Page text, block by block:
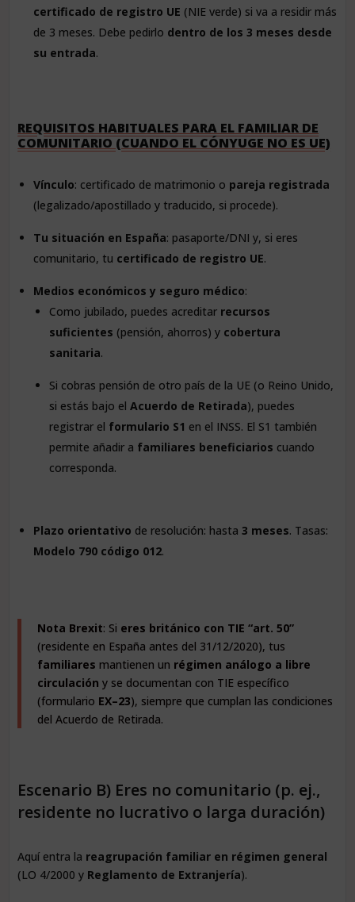
certificado de registro UE (NIE verde) si va a residir más
de 3 meses. Debe pedirlo dentro de los 3 meses desde
su entrada.
REQUISITOS HABITUALES PARA EL FAMILIAR DE
COMUNITARIO (CUANDO EL CÓNYUGE NO ES UE)
Vínculo: certificado de matrimonio o pareja registrada
(legalizado/apostillado y traducido, si procede).
Tu situación en España: pasaporte/DNI y, si eres
comunitario, tu certificado de registro UE.
Medios económicos y seguro médico:
Como jubilado, puedes acreditar recursos
suficientes (pensión, ahorros) y cobertura
sanitaria.
Si cobras pensión de otro país de la UE (o Reino Unido,
si estás bajo elAcuerdo de Retirada), puedes
registrar el formulario S1 en el INSS. El S1 también
permite añadir a familiares beneficiarios cuando
corresponda.
Plazo orientativo de resolución: hasta3 meses. Tasas:
Modelo 790 código 012.
Nota Brexit: Si eres británico con TIE “art. 50”
(residente en España antes del 31/12/2020), tus
familiares mantienen un régimen análogo a libre
circulación y se documentan con TIE específico
(formulario EX–23), siempre que cumplan las condiciones
del Acuerdo de Retirada.
Escenario B) Eres no comunitario (p. ej.,
residente no lucrativo o larga duración)
Aquí entra la reagrupación familiar en régimen general
(LO 4/2000 y Reglamento de Extranjería).